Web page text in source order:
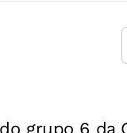
grupo 6 da